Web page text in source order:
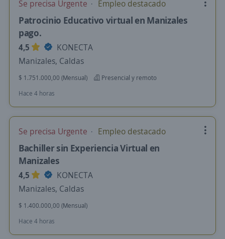
Se precisa Urgente Empleo destacado
Patrocinio Educativo virtual en Manizales
pago.
4,5
KONECTA
Manizales, Caldas
$ 1.751.000,00 (Mensual)
Presencial y remoto
Hace 4 horas
Se precisa Urgente Empleo destacado
Bachiller sin Experiencia Virtual en
Manizales
4,5
KONECTA
Manizales, Caldas
$ 1.400.000,00 (Mensual)
Hace 4 horas